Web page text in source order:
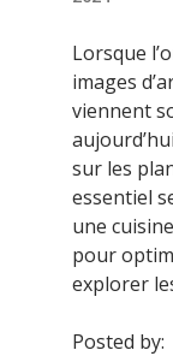
Lorsque
images
viennent
sur les
essentiel
une
pour
explorer
Posted by: